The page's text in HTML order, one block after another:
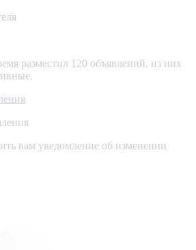
разместил 120 объявлений, из них
вам уведомление об изменении